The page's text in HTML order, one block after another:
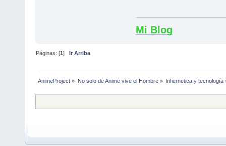
Mi Blog
Páginas: [1] Ir Arriba
AnimeProject » No solo de Anime vive el Hombre» Infiernetica y tecnología